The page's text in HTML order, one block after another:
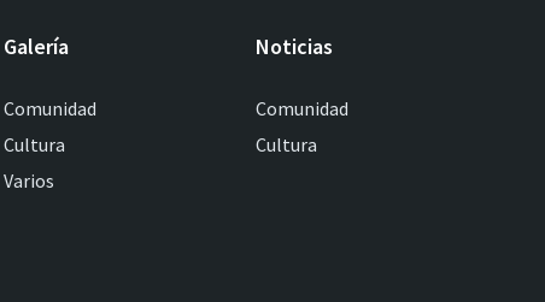
Galería
Comunidad
Cultura
Varios
Noticias
Comunidad
Cultura